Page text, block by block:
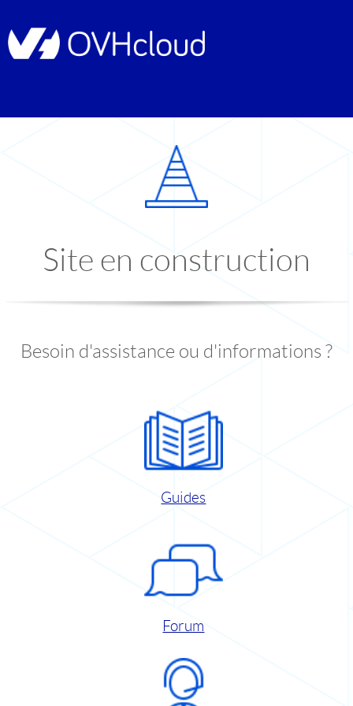
Site en construction
Besoin d'assistance ou d'informations ?
Guides
Forum